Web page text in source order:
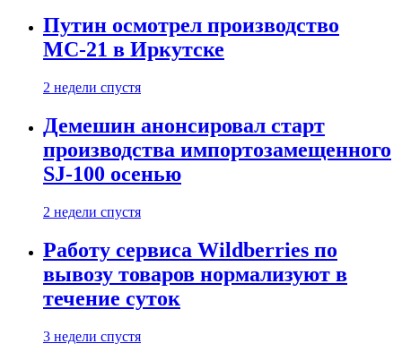
Путин осмотрел производство
МС-21 в Иркутске
2 недели спустя
Демешин анонсировал старт
производства импортозамещенного
SJ-100 осенью
2 недели спустя
Работу сервиса Wildberries по
вывозу товаров нормализуют в
течение суток
3 недели спустя